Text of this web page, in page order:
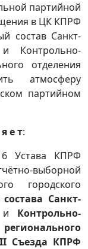
партийной
в ЦК КПРФ
состав Санкт-
Контрольно-
отделения
атмосферу
партийном
е т:
Устава КПРФ
выборной
городского
состава Санкт-
и Контрольно-
Съезда КПРФ